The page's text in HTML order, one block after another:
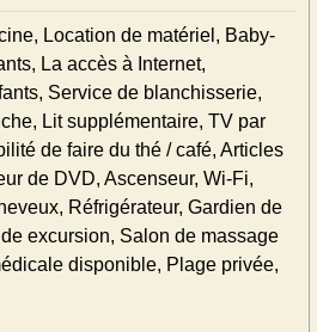
Location de matériel, Baby-
La accès à Internet,
Service de blanchisserie,
Lit supplémentaire, TV par
de faire du thé / café, Articles
de DVD, Ascenseur, Wi-Fi,
Réfrigérateur, Gardien de
excursion, Salon de massage
disponible, Plage privée,